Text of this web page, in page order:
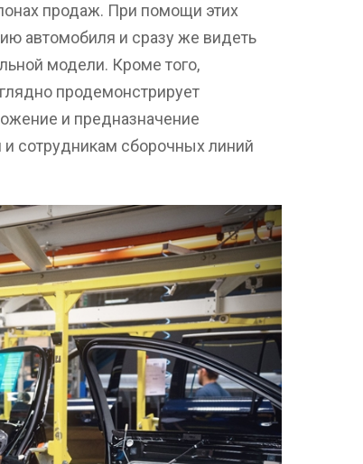
продаж. При помощи этих
автомобиля и сразу же видеть
модели. Кроме того,
продемонстрирует
и предназначение
и сотрудникам сборочных линий